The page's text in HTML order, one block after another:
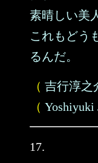
素晴しい美
これもどう
るんだ。
（ 吉行淳之
（ Yoshiyuki
17.